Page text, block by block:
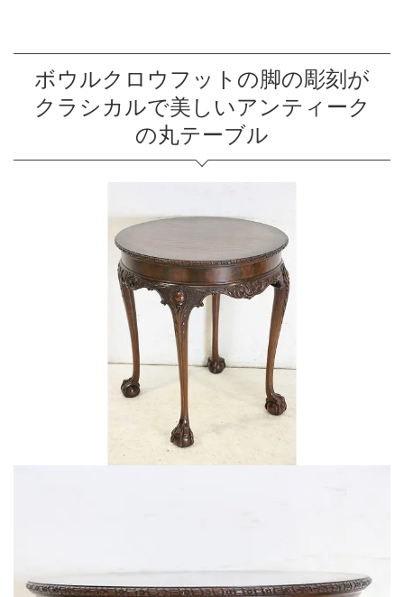
ボウルクロウフットの脚の彫刻が
クラシカルで美しいアンティーク
の丸テーブル